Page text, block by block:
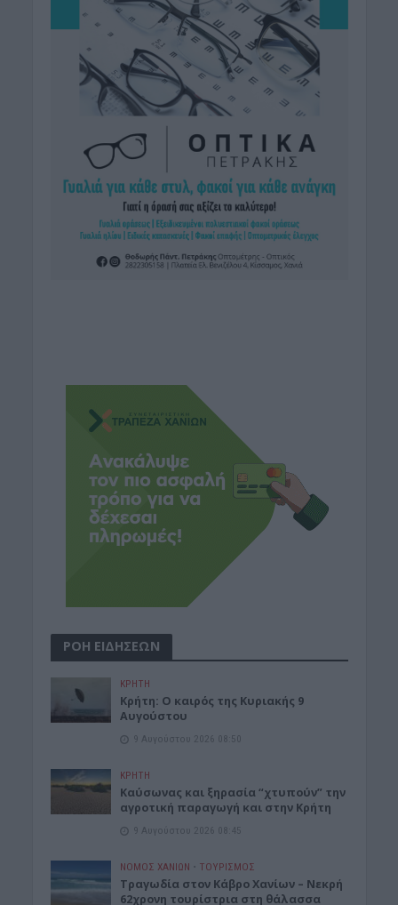
ΡΟΗ ΕΙΔΗΣΕΩΝ
ΚΡΗΤΗ
Κρήτη: Ο καιρός της Κυριακής 9
Αυγούστου
9 Αυγούστου 2026 08:50
ΚΡΗΤΗ
Καύσωνας και ξηρασία “χτυπούν” την
αγροτική παραγωγή και στην Κρήτη
9 Αυγούστου 2026 08:45
ΝΟΜΌΣ ΧΑΝΊΩΝ • ΤΟΥΡΙΣΜΟΣ
Τραγωδία στον Κάβρο Χανίων – Νεκρή
62χρονη τουρίστρια στη θάλασσα